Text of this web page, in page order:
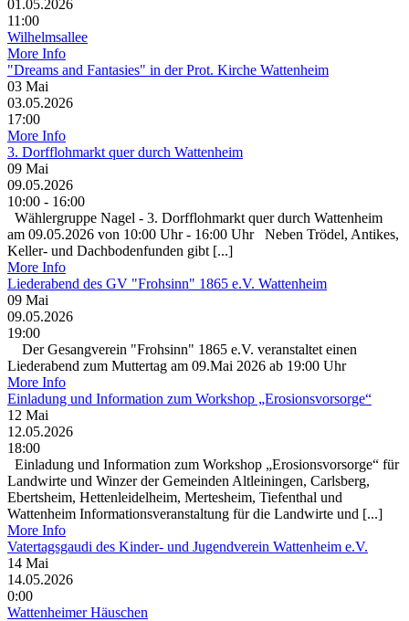
01.05.2026
11:00
Wilhelmsallee
More Info
"Dreams and Fantasies" in der Prot. Kirche Wattenheim
03 Mai
03.05.2026
17:00
More Info
3. Dorfflohmarkt quer durch Wattenheim
09 Mai
09.05.2026
10:00 - 16:00
Wählergruppe Nagel - 3. Dorfflohmarkt quer durch Wattenheim
am 09.05.2026 von 10:00 Uhr - 16:00 Uhr Neben Trödel, Antikes,
Keller- und Dachbodenfunden gibt [...]
More Info
Liederabend des GV "Frohsinn" 1865 e.V. Wattenheim
09 Mai
09.05.2026
19:00
Der Gesangverein "Frohsinn" 1865 e.V. veranstaltet einen
Liederabend zum Muttertag am 09.Mai 2026 ab 19:00 Uhr
More Info
Einladung und Information zum Workshop „Erosionsvorsorge“
12 Mai
12.05.2026
18:00
Einladung und Information zum Workshop „Erosionsvorsorge“ für
Landwirte und Winzer der Gemeinden Altleiningen, Carlsberg,
Ebertsheim, Hettenleidelheim, Mertesheim, Tiefenthal und
Wattenheim Informationsveranstaltung für die Landwirte und [...]
More Info
Vatertagsgaudi des Kinder- und Jugendverein Wattenheim e.V.
14 Mai
14.05.2026
0:00
Wattenheimer Häuschen